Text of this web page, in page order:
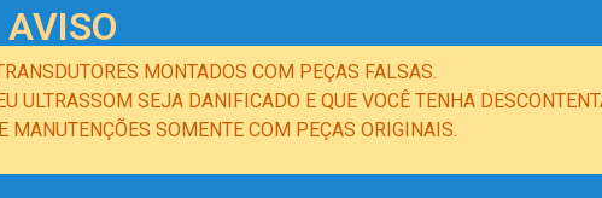
AVISO
MONTADOS COM PEÇAS FALSAS.
ULTRASSOM SEJA DANIFICADO E QUE VOCÊ TENHA
MANUTENÇÕES SOMENTE COM PEÇAS ORIGINAIS.